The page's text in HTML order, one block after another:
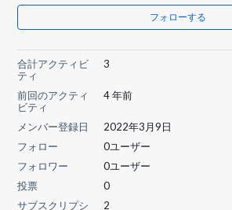
フォローする
合計アクティビ
ティ
3
前回のアクティ
ビティ
4 年前
メンバー登録日
2022年3月9日
フォロー
0ユーザー
フォロワー
0ユーザー
投票
0
サブスクリプシ
2